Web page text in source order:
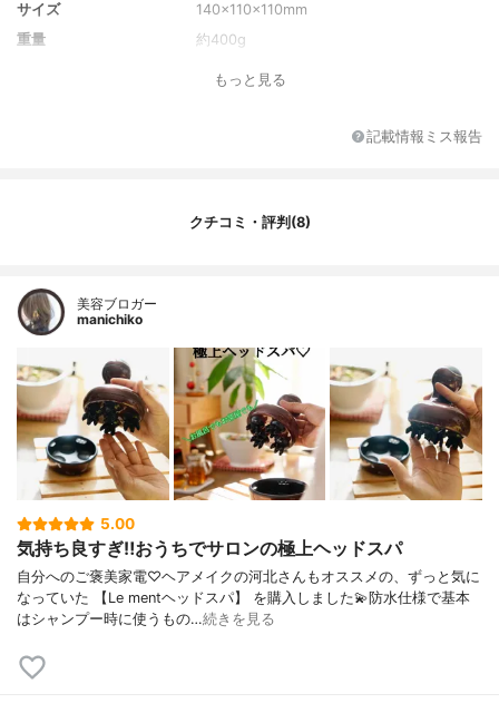
サイズ
140×110×110mm
重量
約400g
もっと見る
記載情報ミス報告
クチコミ・評判(8)
美容ブロガー
manichiko
5.00
気持ち良すぎ‼︎おうちでサロンの極上ヘッドスパ
自分へのご褒美家電♡ヘアメイクの河北さんもオススメの、ずっと気に
なっていた 【Le mentヘッドスパ】 を購入しました💫防水仕様で基本
はシャンプー時に使うもの…続きを見る